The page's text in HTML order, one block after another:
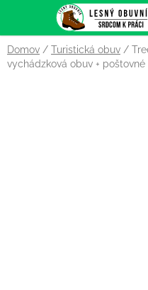
obsah
Domov / Turistická obuv /
vychádzková obuv + poštovné